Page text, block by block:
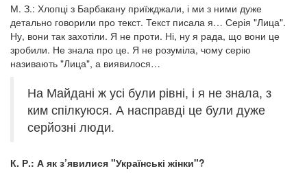
М. З.: Хлопці з Барбакану приїжджали, і ми з ними дуже
детально говорили про текст. Текст писала я… Серія "Лица".
Ну, вони так захотіли. Я не проти. Ні, ну я рада, що вони це
зробили. Не знала про це. Я не розуміла, чому серію
називають "Лица", а виявилося…
На Майдані ж усі були рівні, і я не знала, з
ким спілкуюся. А насправді це були дуже
серйозні люди.
К. Р.: А як з’явилися "Українські жінки"?